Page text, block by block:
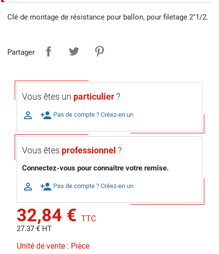
Clé de montage de résistance pour ballon, pour filetage 2"1/2.
Partager
Vous êtes un particulier?
 person_add Pas de compte ? Créez-en un
Vous êtes professionnel ?
Connectez-vous pour connaitre votre remise.
 person_add Pas de compte ? Créez-en un
32,84 € TTC
27.37 € HT
Unité de vente : Pièce